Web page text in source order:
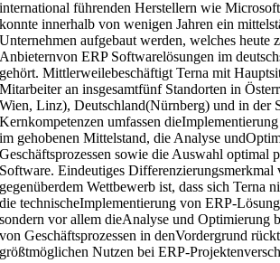
international führenden Herstellern wie
konnte innerhalb von wenigen Jahren ein
Unternehmen aufgebaut werden, welches heute
Anbieternvon ERP Softwarelösungen im
gehört. Mittlerweilebeschäftigt Terna mit
Mitarbeiter an insgesamtfünf Standorten in
Wien, Linz), Deutschland(Nürnberg) und in der
Kernkompetenzen umfassen
im gehobenen Mittelstand, die Analyse
Geschäftsprozessen sowie die Auswahl optimal
Software. Eindeutiges Differenzierungsmerkmal
gegenüberdem Wettbewerb ist, dass sich Terna
die technischeImplementierung von ERP-
sondern vor allem dieAnalyse und Optimierung
von Geschäftsprozessen in denVordergrund
größtmöglichen Nutzen bei ERP-